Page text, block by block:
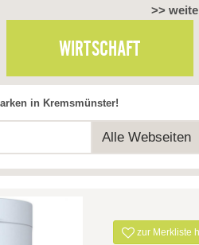
>>
WIRTSCHAFT
Alle Webseiten
in Kremsmünster!
zur Merkliste